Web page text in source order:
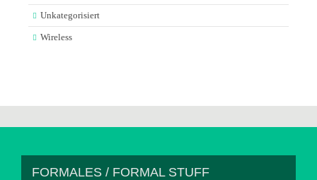
Unkategorisiert
Wireless
FORMALES / FORMAL STUFF